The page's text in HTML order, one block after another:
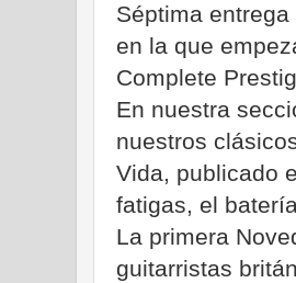
Séptima
en la que
Complete
En nuestra
nuestros
Vida, publicado
fatigas, el
La primera
guitarristas